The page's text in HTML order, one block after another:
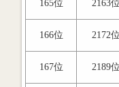
165位 2163位
166位 2172位
167位 2189位